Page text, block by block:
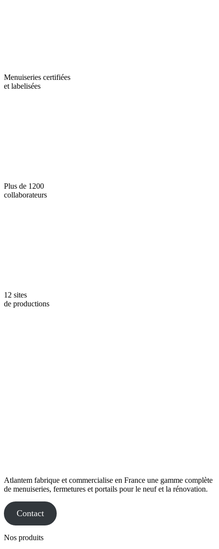
Menuiseries certifiées
et labelisées
Plus de 1200
collaborateurs
12 sites
de productions
Atlantem fabrique et commercialise en France une gamme complète
de menuiseries, fermetures et portails pour le neuf et la rénovation.
Contact
Nos produits